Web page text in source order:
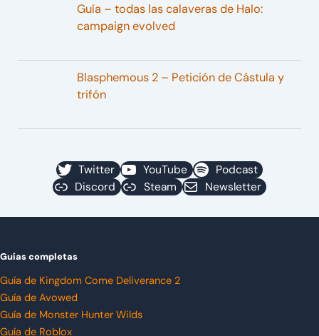
Guía – todas las calaveras de Halo:
campaign evolved
Blasphemous 2 – Petición de Cástula y
trifón
Twitter YouTube
Podcast
Discord
Steam Newsletter
Guías completas
Guía de Kingdom Come Deliverance 2
Guía de Avowed
Guía de Monster Hunter Wilds
Guía de Roblox